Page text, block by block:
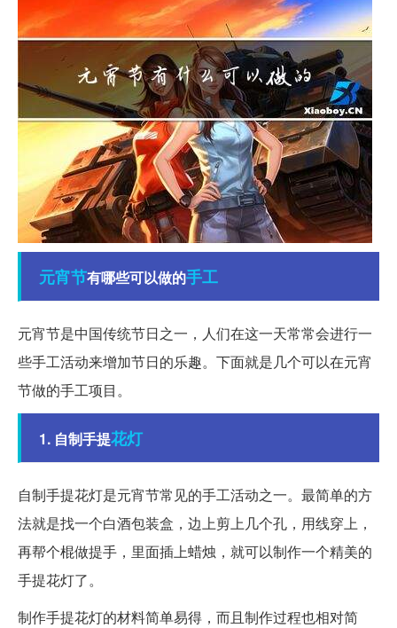
元宵节有哪些可以做的手工
元宵节是中国传统节日之一，人们在这一天常常会进行一
些手工活动来增加节日的乐趣。下面就是几个可以在元宵
节做的手工项目。
1. 自制手提花灯
自制手提花灯是元宵节常见的手工活动之一。最简单的方
法就是找一个白酒包装盒，边上剪上几个孔，用线穿上，
再帮个棍做提手，里面插上蜡烛，就可以制作一个精美的
手提花灯了。
制作手提花灯的材料简单易得，而且制作过程也相对简